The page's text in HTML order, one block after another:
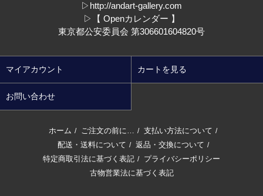
▷ http://andart-gallery.com
▷
【 Openカレンダー 】
東京都公安委員会 第306601604820号
マイアカウント カートを見る
お問い合わせ
ホーム / ご注文の前に… / 支払い方法について /
配送・送料について / 返品・交換について /
特定商取引法に基づく表記 / プライバシーポリシー
古物営業法に基づく表記